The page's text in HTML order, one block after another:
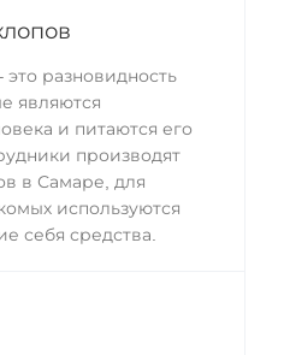
разновидность
являются
и питаются его
производят
в Самаре, для
используются
себя средства.